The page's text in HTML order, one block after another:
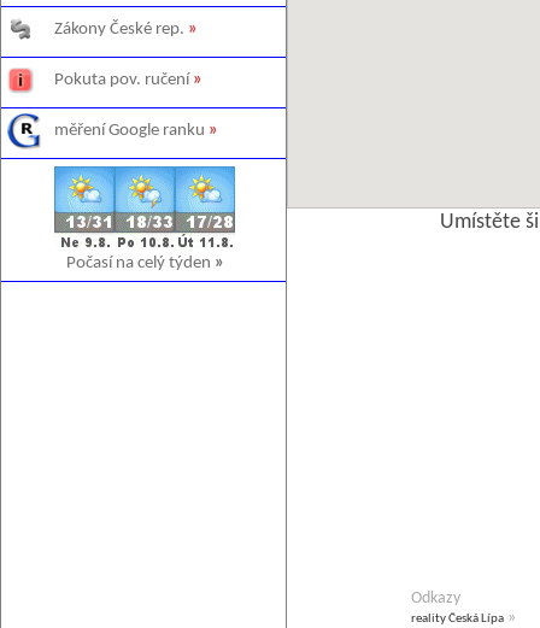
Zákony České rep. »
Pokuta pov. ručení »
měření Google ranku »
Počasí na celý týden »
Umístěte
Odkazy
reality Česká Lípa »